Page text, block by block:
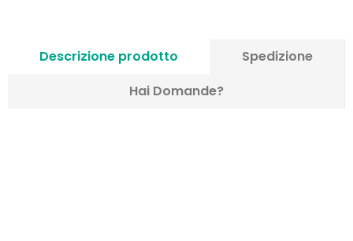
Descrizione prodotto
Spedizione
Hai Domande?